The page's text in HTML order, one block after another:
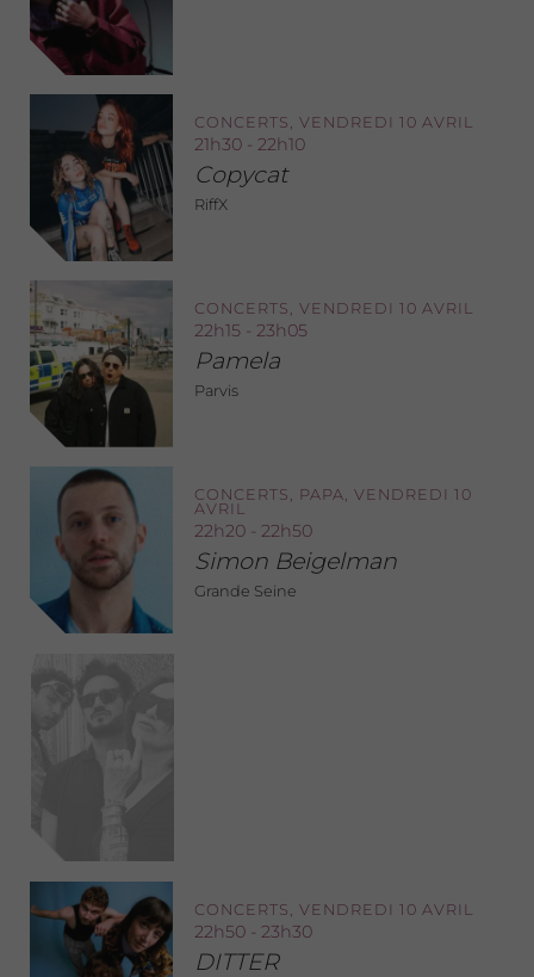
CONCERTS, VENDREDI 10 AVRIL
21h30 - 22h10
Copycat
RiffX
CONCERTS, VENDREDI 10 AVRIL
22h15 - 23h05
Pamela
Parvis
CONCERTS, PAPA, VENDREDI 10
AVRIL
22h20 - 22h50
Simon Beigelman
Grande Seine
CONCERTS, VENDREDI 10 AVRIL
22h50 - 23h30
DITTER